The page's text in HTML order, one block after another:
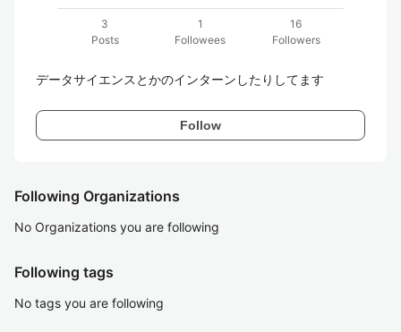
3
Posts
1
Followees
16
Followers
データサイエンスとかのインターンしたりしてます
Follow
Following Organizations
No Organizations you are following
Following tags
No tags you are following